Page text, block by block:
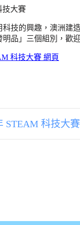
技大賽
技的興趣，澳洲建
品」三個組別，歡
科技大賽 網頁
STEAM 科技大